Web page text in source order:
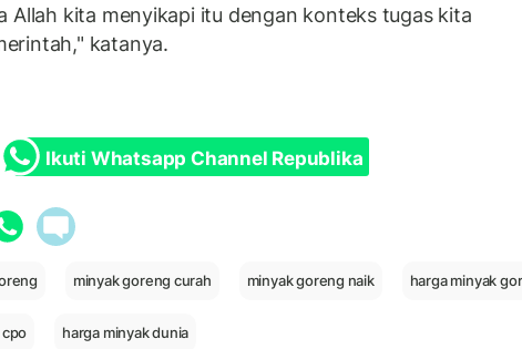
Allah kita menyikapi itu dengan konteks tugas kita
katanya.
Ikuti Whatsapp Channel Republika
minyak goreng curah minyak goreng naik harga minyak
cpo harga minyak dunia